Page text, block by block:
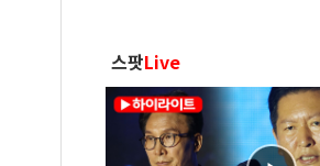
스팟Live